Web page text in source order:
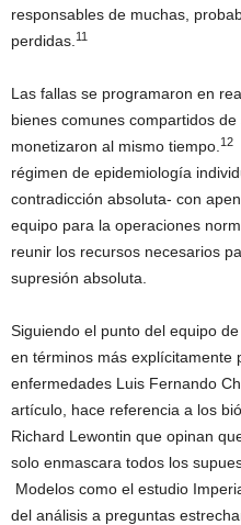
responsables de muchas,
perdidas. 11
Las fallas se programaron en
bienes comunes compartidos
monetizaron al mismo tiempo. 12
régimen de epidemiología
contradicción absoluta- con
equipo para la operaciones
reunir los recursos necesarios
supresión absoluta.
Siguiendo el punto del equipo
en términos más explícitamente
enfermedades Luis Fernando
artículo, hace referencia a los
Richard Lewontin que opinan
solo enmascara todos los
Modelos como el estudio
del análisis a preguntas